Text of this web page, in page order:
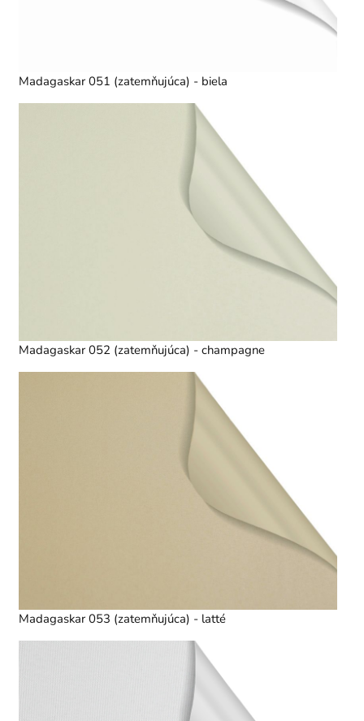
Madagaskar 051 (zatemňujúca) - biela
Madagaskar 052 (zatemňujúca) - champagne
Madagaskar 053 (zatemňujúca) - latté